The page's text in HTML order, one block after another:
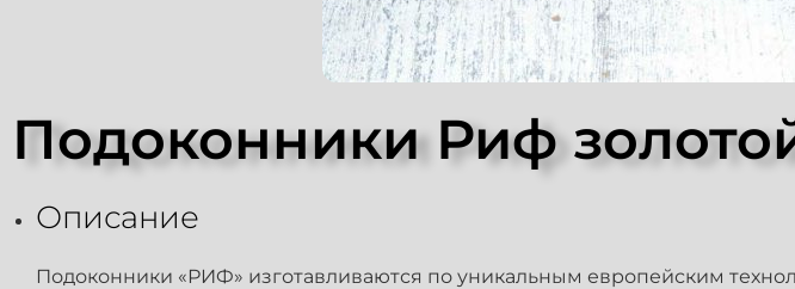
Подоконники Риф
Описание
Подоконники «РИФ» изготавливаются по уникальным европейским